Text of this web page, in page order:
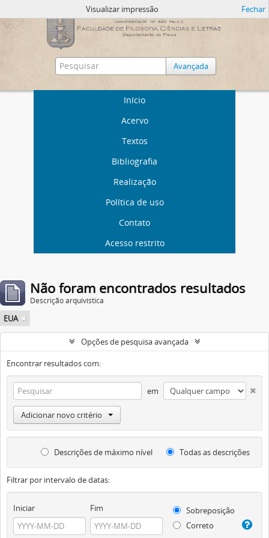
Avançada
Início
Acervo
Textos
Bibliografia
Realização
Política de uso
Contato
Acesso restrito
Visualizar impressão Fechar
Não foram encontrados resultados
Descrição arquivística
EUA
Opções de pesquisa avançada
Encontrar resultados com:
em
Adicionar novo critério
Descrições de máximo nível Todas as descrições
Filtrar por intervalo de datas:
Iniciar Fim
Sobreposição
Correto